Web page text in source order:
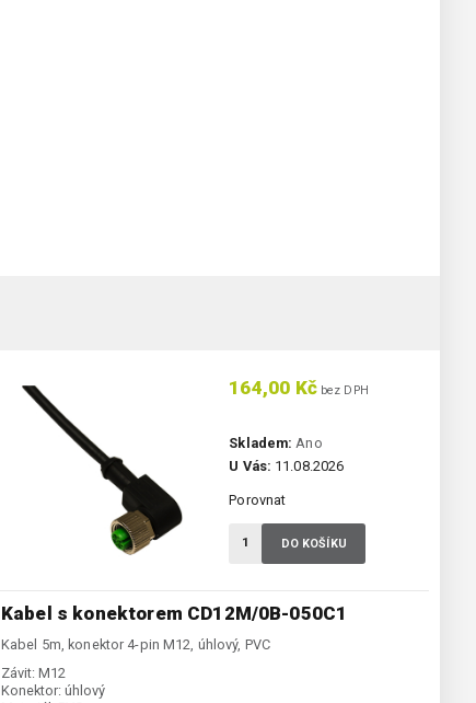
Kabel s konektorem CD12M/0B-050C1
Kabel 5m, konektor 4-pin M12, úhlový, PVC
Závit: M12
Konektor: úhlový
164,00 Kčbez DPH
Skladem: Ano
U Vás: 11.08.2026
Porovnat
DO KOŠÍKU